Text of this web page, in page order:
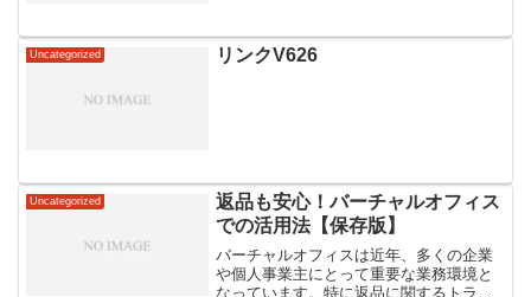
Uncategorized リンクV626
Uncategorized
返品も安心！バーチャルオフィス
での活用法【保存版】
バーチャルオフィスは近年、多くの企業
や個人事業主にとって重要な業務環境と
なっています。特に返品に関するトラブ